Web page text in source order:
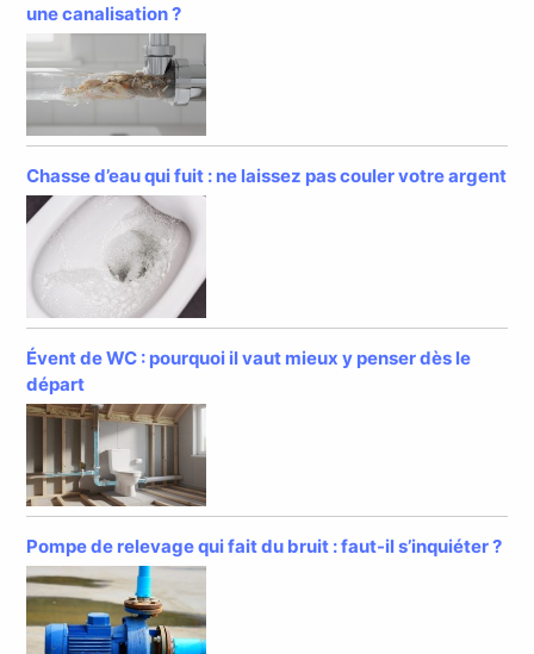
une canalisation ?
Chasse d’eau qui fuit : ne laissez pas couler votre argent
Évent de WC : pourquoi il vaut mieux y penser dès le
départ
Pompe de relevage qui fait du bruit : faut-il s’inquiéter ?